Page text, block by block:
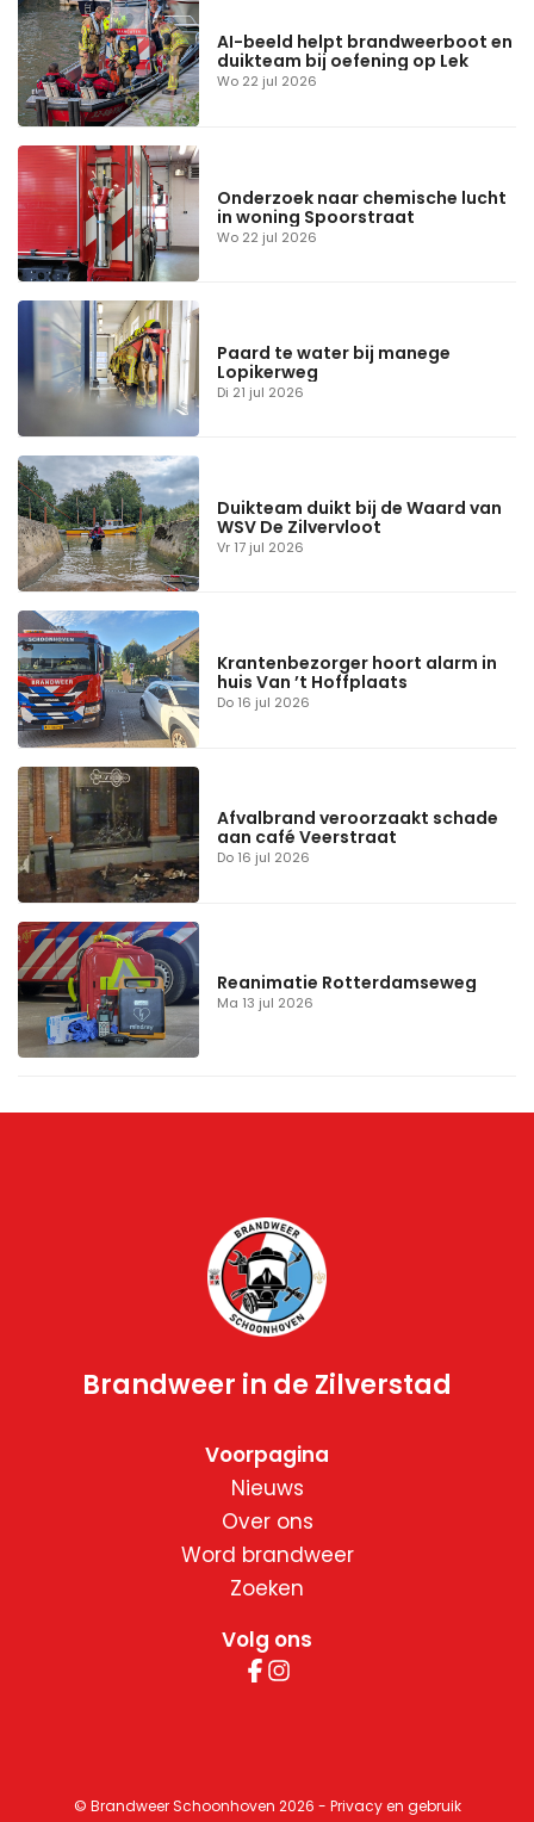
Wo 22 jul 2026
AI-beeld helpt brandweerboot en
duikteam bij oefening op Lek
Wo 22 jul 2026
Onderzoek naar chemische lucht
in woning Spoorstraat
Di 21 jul 2026
Paard te water bij manege
Lopikerweg
Vr 17 jul 2026
Duikteam duikt bij de Waard van
WSV De Zilvervloot
Do 16 jul 2026
Krantenbezorger hoort alarm in
huis Van ’t Hoffplaats
Do 16 jul 2026
Afvalbrand veroorzaakt schade
aan café Veerstraat
Ma 13 jul 2026
Reanimatie Rotterdamseweg
Brandweer in de Zilverstad
Voorpagina
Nieuws
Over ons
Word brandweer
Zoeken
Volg ons
© Brandweer Schoonhoven 2026 - Privacy en gebruik